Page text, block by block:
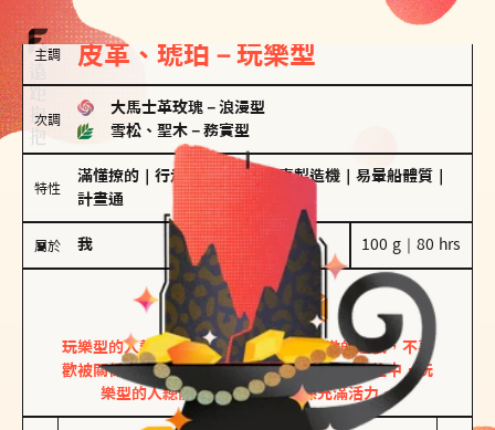
主調 皮革、琥珀－玩樂型
次調
大馬士革玫瑰 － 浪漫型
雪松、聖木 － 務實型
特性
滿懂撩的 行走的發電機｜ 驚喜製造機 易暈船體質
計畫通
屬於 我 100 g｜80 hrs
玩樂型
皮革、琥珀
玩樂型的人熱情洋溢，視戀愛為一場刺激的遊戲，不喜
歡被關係中的限制綑綁。無論是約會中還是交往中，玩
樂型的人總能帶來樂趣，讓關係充滿活力。